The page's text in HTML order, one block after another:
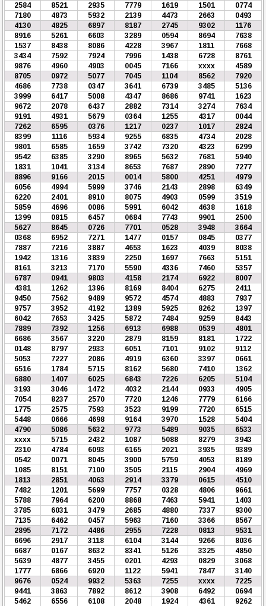
2584
8521 2935 7779 1619 1501
0774
7180
4873 5932 2139 4473 2663
0493
4130
4825 6897 8187 2745 9302
1176
8916
5261 6603 3289 0594 8694
7638
1537
8438 8086 4228 3967 1811
7668
3434
7592 7924 7996 1438 6728
8761
9876
4960 4903 0045 7166 xxxx
4589
8705
0972 5077 7045 1104 8562
7920
4686
7738 0347 3641 6739 3485
5136
3999
6417 5008 4347 8686 9741
1623
9672
2078 6437 2882 7314 3274
7634
9191
4931 5679 0364 1255 4317
0044
7262
6595 0376 1217 0237 1017
2824
8399
1116 5934 9255 6835 4734
2028
9801
6585 1659 3742 7320 4323
6299
9542
6385 3290 8965 5632 7681
5940
1831
1041 3134 8653 7687 2890
7277
8896
9166 2015 0014 5800 4251
4979
6056
4994 5999 3746 2143 2898
6349
6220
2401 8910 8075 4903 0599
3519
5859
4696 0086 5991 6042 4638
1618
1399
0815 6457 0684 7743 9901
2500
5627
8645 0726 7701 0528 3948
3664
0368
6952 7271 1477 0157 0845
0377
7887
7216 3887 4653 1623 4039
8038
1942
1316 3839 2250 1697 7663
5151
8161
3213 7170 5590 4336 7460
5357
6787
0941 9803 4158 2174 6922
8007
4381
1262 1396 8169 8404 6275
2411
9450
7562 9489 9572 4574 4883
7937
9757
3952 4192 1389 5925 8262
1397
6042
7653 3425 5872 7484 9259
8443
7889
7392 1256 6913 6988 0539
4801
6686
3567 3220 2879 8159 8181
1722
0148
8797 2933 6051 7101 9102
9112
5053
7227 2086 4919 6360 3397
0661
6516
1784 5715 8162 5680 7410
1362
6880
1407 6025 6843 7226 6205
5104
3193
3046 1472 4032 2144 0933
4905
7054
8237 2570 7720 1246 7779
6166
1775
2575 7593 3523 9199 7720
6515
5448
0666 4698 9164 3970 1528
5404
4790
5086 5632 9773 5489 9035
6533
xxxx
5715 2432 1087 5088 8279
3943
2310
4784 6093 6165 2021 3935
9389
0542
0071 8045 3900 5759 4053
8189
1085
8151 7100 3505 2115 2904
4969
1813
2851 4063 2914 3379 0615
4510
7482
1201 5699 7757 0328 4806
9661
5788
7964 6200 8868 7463 5941
1403
3785
6031 3479 2685 4880 7337
9300
7135
6462 0457 5963 7160 3366
8567
2895
7172 4486 2955 7228 0813
9531
6696
2917 3118 6104 3144 9266
8036
6687
0167 8632 8341 5126 3325
4850
5639
4877 3455 0201 4293 0829
3068
1777
6866 6920 1122 5941 7847
3140
9676
0524 9932 5363 7255 xxxx
7225
9441
3863 7892 8612 3908 6492
0694
5462
6556 6108 2048 1924 4361
9262